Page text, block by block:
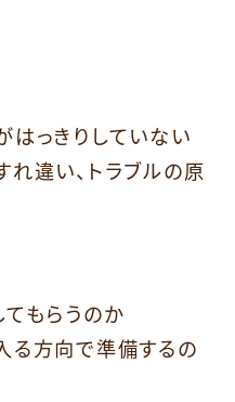
はっきりしていない
違い、トラブルの原
てもらうのか
る方向で準備するの